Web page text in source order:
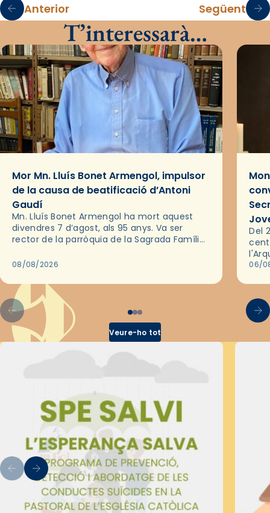
Anterior Següent
T’interessarà…
Mor Mn. Lluís Bonet Armengol, impulsor
de la causa de beatificació d’Antoni
Gaudí
Mn. Lluís Bonet Armengol ha mort aquest
divendres 7 d’agost, als 95 anys. Va ser
rector de la parròquia de la Sagrada Família
2018,…
08/08/2026
Del
les
06/
Veure-ho tot